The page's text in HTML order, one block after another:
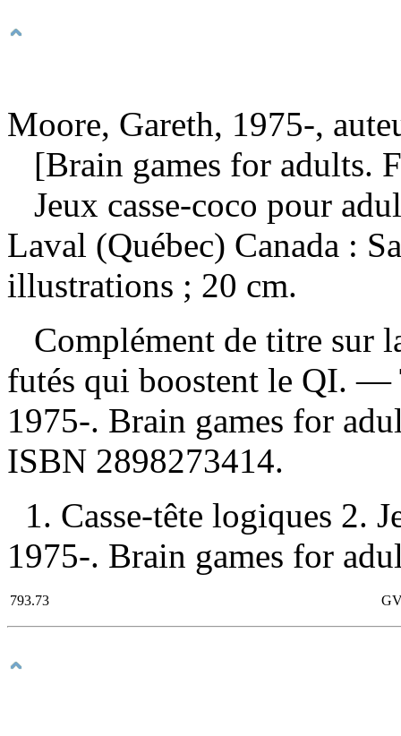
Moore, Gareth, 1975-,
[Brain games for adults.
Jeux casse-coco pour
Laval (Québec) Canada :
illustrations ; 20 cm.
Complément de titre sur
futés qui boostent le QI. —
1975-. Brain games for
ISBN 2898273414.
1. Casse-tête logiques 2.
1975-. Brain games for
793.73